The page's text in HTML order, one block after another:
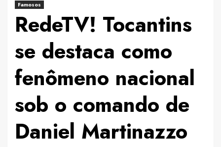
Famosos
RedeTV! Tocantins
se destaca como
fenômeno nacional
sob o comando de
Daniel Martinazzo